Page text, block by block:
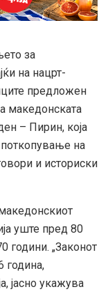
за
на нацрт-
предложен
македонската
– Пирин, која
на
и историски
уште пред 80
години. „Законот
година,
јасно укажува